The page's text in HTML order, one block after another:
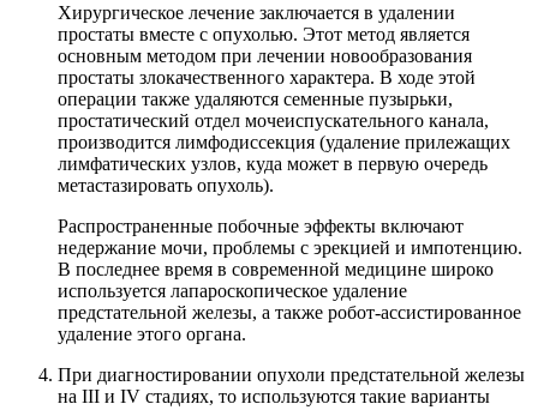
Хирургическое лечение заключается в удалении
простаты вместе с опухолью. Этот метод является
основным методом при лечении новообразования
простаты злокачественного характера. В ходе этой
операции также удаляются семенные пузырьки,
простатический отдел мочеиспускательного канала,
производится лимфодиссекция (удаление прилежащих
лимфатических узлов, куда может в первую очередь
метастазировать опухоль).
Распространенные побочные эффекты включают
недержание мочи, проблемы с эрекцией и импотенцию.
В последнее время в современной медицине широко
используется лапароскопическое удаление
предстательной железы, а также робот-ассистированное
удаление этого органа.
При диагностировании опухоли предстательной железы
на III и IV стадиях, то используются такие варианты